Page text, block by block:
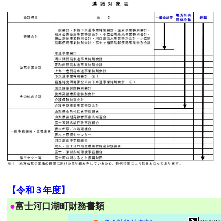
【令和３年度】
●富士河口湖町財務書類